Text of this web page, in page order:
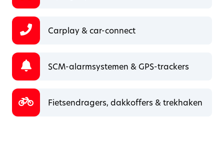
Carplay & car-connect
SCM-alarmsystemen & GPS-trackers
Fietsendragers, dakkoffers & trekhaken